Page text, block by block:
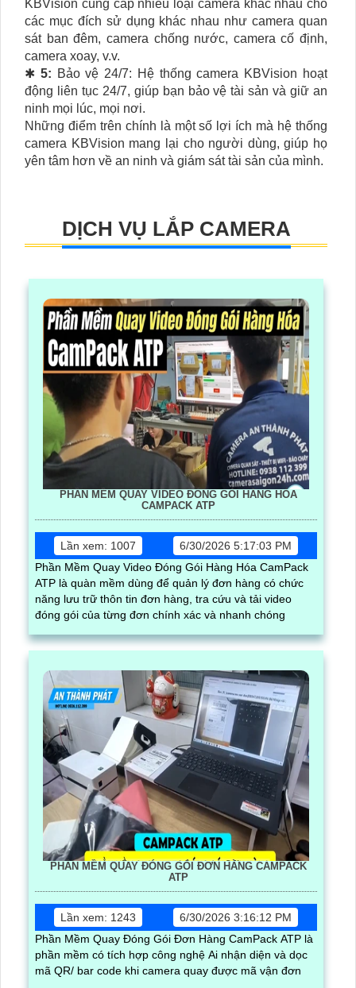
KBVision cung cấp nhiều loại camera khác nhau cho
các mục đích sử dụng khác nhau như camera quan
sát ban đêm, camera chống nước, camera cố định,
camera xoay, v.v.
✱ 5: Bảo vệ 24/7: Hệ thống camera KBVision hoạt
động liên tục 24/7, giúp bạn bảo vệ tài sản và giữ an
ninh mọi lúc, mọi nơi.
Những điểm trên chính là một số lợi ích mà hệ thống
camera KBVision mang lại cho người dùng, giúp họ
yên tâm hơn về an ninh và giám sát tài sản của mình.
DỊCH VỤ LẮP CAMERA
PHẦN MỀM QUAY VIDEO ĐÓNG GÓI HÀNG HÓA
CAMPACK ATP
Lần xem: 1007
6/30/2026 5:17:03 PM
Phần Mềm Quay Video Đóng Gói Hàng Hóa CamPack
ATP là quàn mềm dùng để quản lý đơn hàng có chức
năng lưu trữ thôn tin đơn hàng, tra cứu và tải video
đóng gói của từng đơn chính xác và nhanh chóng
PHẦN MỀM QUAY ĐÓNG GÓI ĐƠN HÀNG CAMPACK
ATP
Lần xem: 1243
6/30/2026 3:16:12 PM
Phần Mềm Quay Đóng Gói Đơn Hàng CamPack ATP là
phần mềm có tích hợp công nghệ Ai nhận diện và dọc
mã QR/ bar code khi camera quay được mã vận đơn